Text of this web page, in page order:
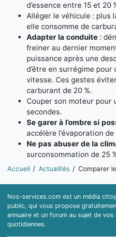
d’essence entre 15 et 20
Alléger le véhicule : plus
elle consomme de
Adapter la conduite :
freiner au dernier
puissance après une
d’être en surrégime
vitesse. Ces gestes
carburant de 20 %.
Couper son moteur pour
secondes.
Se garer à l’ombre si
accélère l’évaporation de
Ne pas abuser de la
surconsommation de 25
Vous êtes ici:
Accueil Actualités Comparer
Nos-services.com est un média
public, qui vous propose
annuaire et un forum au sujet de
quotidiennes.